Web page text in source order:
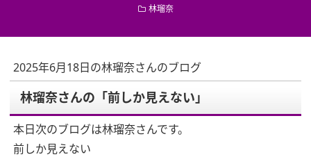
林瑠奈
2025年6月18日の林瑠奈さんのブログ
林瑠奈さんの「前しか見えない」
本日次のブログは林瑠奈さんです。
前しか見えない